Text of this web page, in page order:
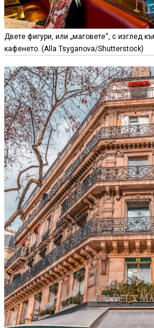
Двете фигури, или „маговете“, с изглед
кафенето. (Alla Tsyganova/Shutterstock)